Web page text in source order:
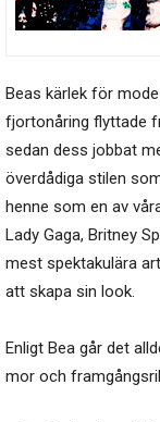
Beas kärlek för
fjortonåring flyttade
sedan dess jobbat
överdådiga stilen
henne som en av
Lady Gaga, Britney
mest spektakulära
att skapa sin look.
Enligt Bea går det
mor och